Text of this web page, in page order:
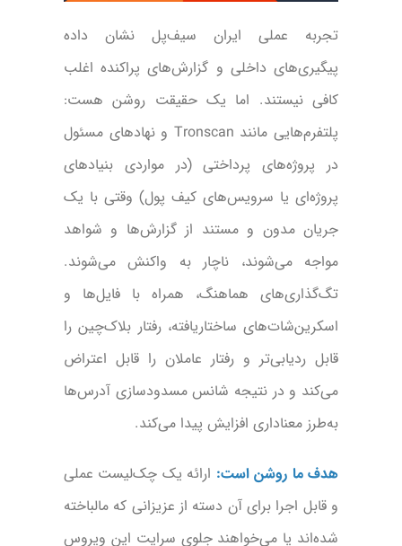
تجربه عملی ایران سیف‌پل نشان داده
پیگیری‌های داخلی و گزارش‌های پراکنده اغلب
کافی نیستند. اما یک حقیقت روشن هست:
پلتفرم‌هایی مانند Tronscan و نهادهای مسئول
در پروژه‌های پرداختی (در مواردی بنیادهای
پروژه‌ای یا سرویس‌های کیف پول) وقتی با یک
جریان مدون و مستند از گزارش‌ها و شواهد
مواجه می‌شوند، ناچار به واکنش می‌شوند.
تگ‌گذاری‌های هماهنگ، همراه با فایل‌ها و
اسکرین‌شات‌های ساختاریافته، رفتار بلاک‌چین را
قابل ردیابی‌تر و رفتار عاملان را قابل اعتراض
می‌کند و در نتیجه شانس مسدودسازی آدرس‌ها
به‌طرز معناداری افزایش پیدا می‌کند.
هدف ما روشن است: ارائه یک چک‌لیست عملی
و قابل اجرا برای آن دسته از عزیزانی که مالباخته
شده‌اند یا می‌خواهند جلوی سرایت این ویروس